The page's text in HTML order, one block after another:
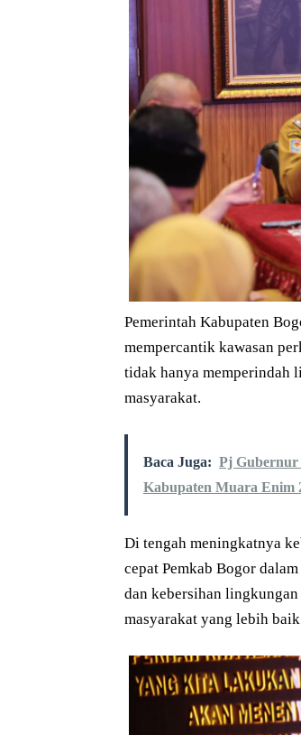
Pemerintah Kabupaten
mempercantik kawasan
tidak hanya memperindah
masyarakat.
Baca Juga: Pj Gubernur
Kabupaten Muara Enim
Di tengah meningkatnya
cepat Pemkab Bogor
dan kebersihan
masyarakat yang lebih